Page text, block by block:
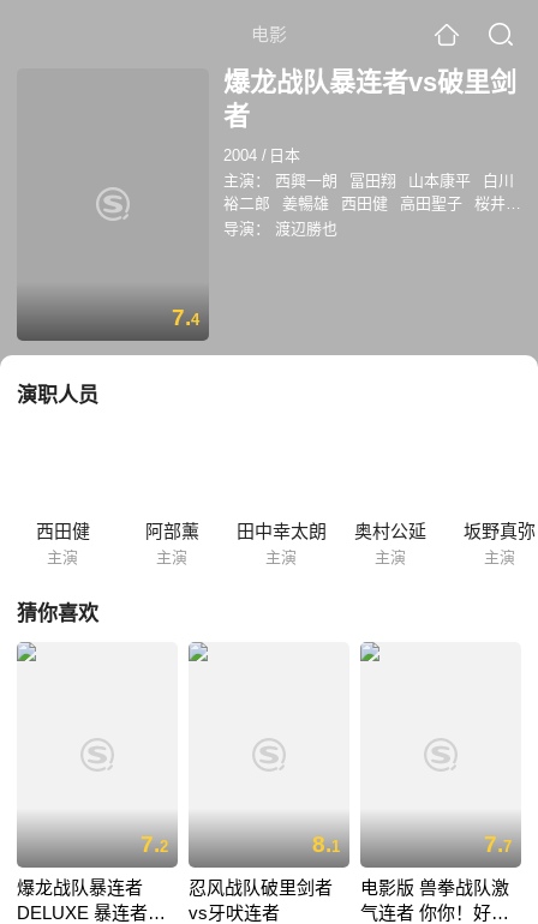
电影
7.4
爆龙战队暴连者vs破里剑
者
2004 / 日本
主演：
西興一朗 冨田翔 山本康平
白川
裕二郎
姜暢雄 西田健 高田聖子
桜井映
里
鈴木かすみ
导演： 渡辺勝也
演职人员
西田健
主演
阿部薰
主演
田中幸太朗
主演
奥村公延
主演
坂野真弥
主演
猜你喜欢
7.2
爆龙战队暴连者
DELUXE 暴连者的
8.1
忍风战队破里剑者
vs牙吠连者
7.7
电影版 兽拳战队激
气连者 你你！好